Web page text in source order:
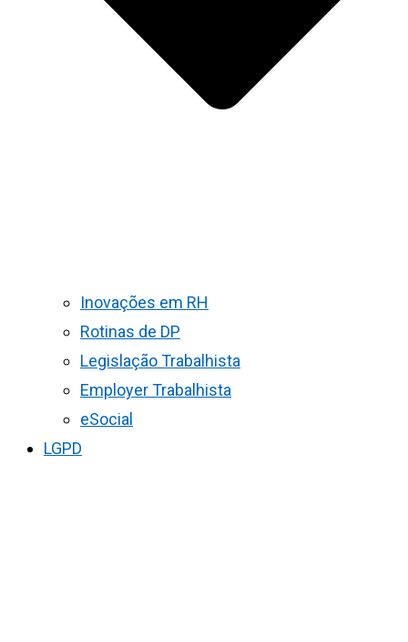
Inovações em RH
Rotinas de DP
Legislação Trabalhista
Employer Trabalhista
eSocial
LGPD